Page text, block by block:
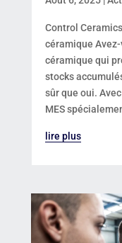
Control
céramique
céramique qui
stocks
sûr que oui.
MES
lire plus